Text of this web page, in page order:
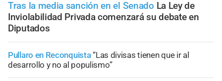
Tras la media sanción en el Senado La Ley de
Inviolabilidad Privada comenzará su debate en
Diputados
Pullaro en Reconquista“Las divisas tienen que ir al
desarrollo y no al populismo”